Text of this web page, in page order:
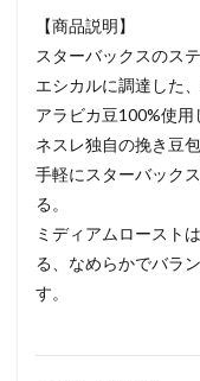
【商品説明】
スターバックスのス
エシカルに調達した
アラビカ豆100%使用
ネスレ独自の挽き豆
手軽にスターバック
る。
ミディアムロースト
る、なめらかでバラ
す。